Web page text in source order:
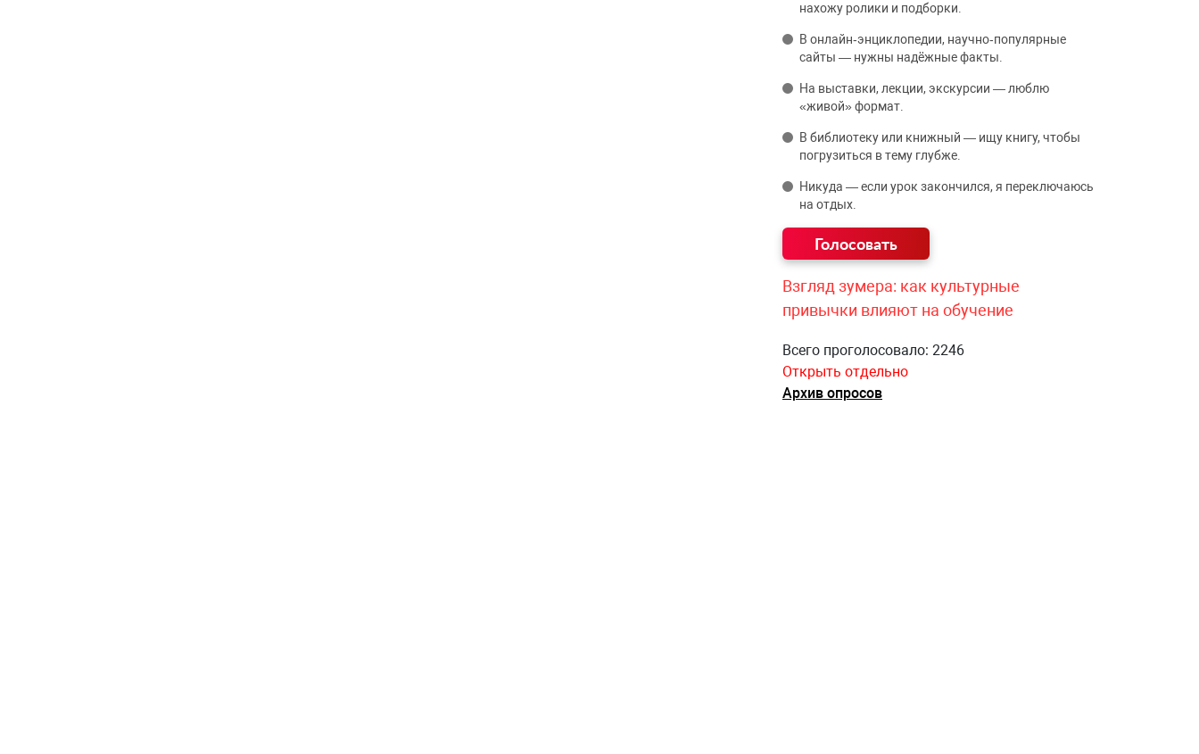
нахожу ролики и подборки.
В онлайн‑энциклопедии, научно‑популярные
сайты — нужны надёжные факты.
На выставки, лекции, экскурсии — люблю
«живой» формат.
В библиотеку или книжный — ищу книгу, чтобы
погрузиться в тему глубже.
Никуда — если урок закончился, я переключаюсь
на отдых.
Взгляд зумера: как культурные
привычки влияют на обучение
Всего проголосовало: 2246
Открыть отдельно
Архив опросов